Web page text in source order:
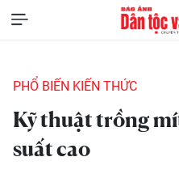
PHỔ BIẾN KIẾN THỨC
Kỹ thuật trồng
suất cao